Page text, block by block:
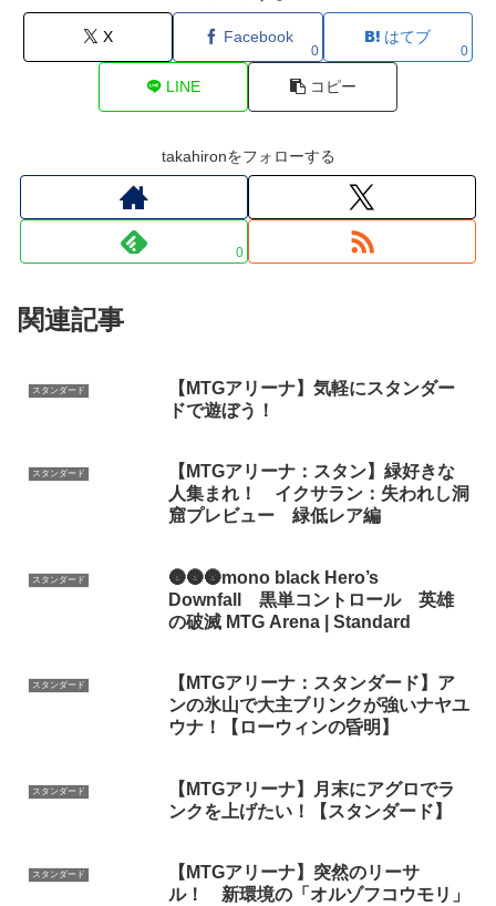
X Facebook
0
はてブ
0
LINE コピー
takahironをフォローする
0
関連記事
スタンダード
【MTGアリーナ】気軽にスタンダー
ドで遊ぼう！
スタンダード
【MTGアリーナ：スタン】緑好きな
人集まれ！ イクサラン：失われし洞
窟プレビュー 緑低レア編
スタンダード
🌚🌚🌚mono black Hero’s
Downfall 黒単コントロール 英雄
の破滅 MTG Arena | Standard
スタンダード
【MTGアリーナ：スタンダード】ア
ンの氷山で大主ブリンクが強いナヤユ
ウナ！【ローウィンの昏明】
スタンダード
【MTGアリーナ】月末にアグロでラ
ンクを上げたい！【スタンダード】
スタンダード
【MTGアリーナ】突然のリーサ
ル！ 新環境の「オルゾフコウモリ」